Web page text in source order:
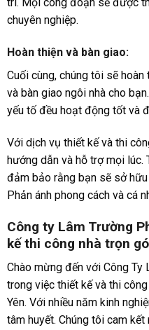
chuyên nghiệp.
Hoàn thiện và bàn giao:
Cuối cùng, chúng tôi sẽ
và bàn giao ngôi nhà cho
yếu tố đều hoạt động tốt và
Với dịch vụ thiết kế và thi
hướng dẫn và hỗ trợ mọi lúc.
đảm bảo rằng bạn sẽ sở
Phản ánh phong cách và cá
Công ty Lâm Trường
kế thi công nhà trọn
Chào mừng đến với Công
trong việc thiết kế và thi
Yên. Với nhiều năm kinh
tâm huyết. Chúng tôi cam